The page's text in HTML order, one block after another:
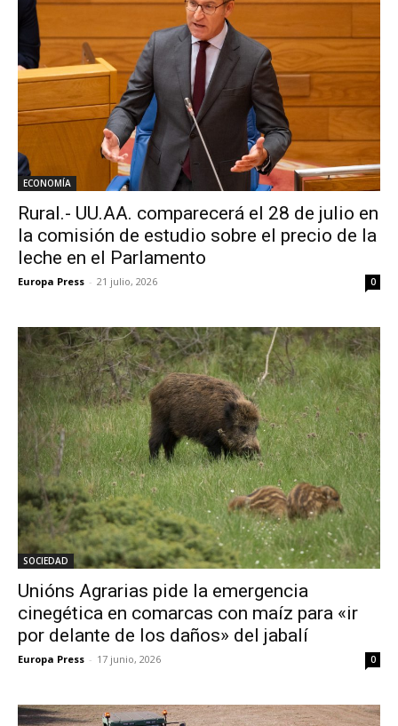
ECONOMÍA
Rural.- UU.AA. comparecerá el 28 de julio en
la comisión de estudio sobre el precio de la
leche en el Parlamento
Europa Press - 21 julio, 2026 0
SOCIEDAD
Unións Agrarias pide la emergencia
cinegética en comarcas con maíz para «ir
por delante de los daños» del jabalí
Europa Press - 17 junio, 2026 0